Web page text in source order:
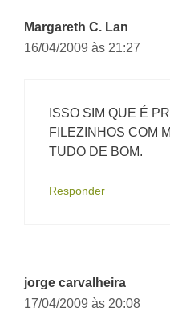
Margareth C. Lan
16/04/2009 às 21:27
ISSO SIM QUE É
FILEZINHOS COM
TUDO DE BOM.
Responder
jorge carvalheira
17/04/2009 às 20:08